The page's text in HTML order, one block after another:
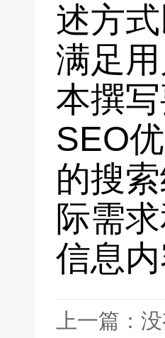
述方
满足
本撰
SEO
的搜
际需
信息内
上一篇：